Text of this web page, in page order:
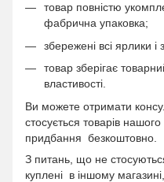
товар повністю
фабрична упаковка;
збережені всі ярлики
товар зберігає
властивості.
Ви можете отримати
стосується товарів
придбання безкоштовно.
З питань, що не
куплені в іншому